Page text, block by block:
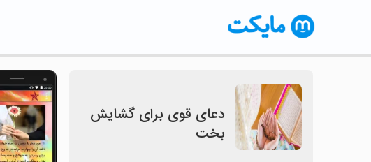
دعای قوی برای گشایش
بخت